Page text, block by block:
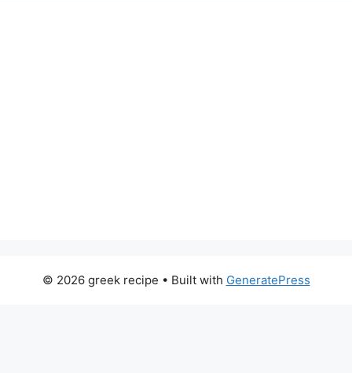
© 2026 greek recipe • Built with GeneratePress